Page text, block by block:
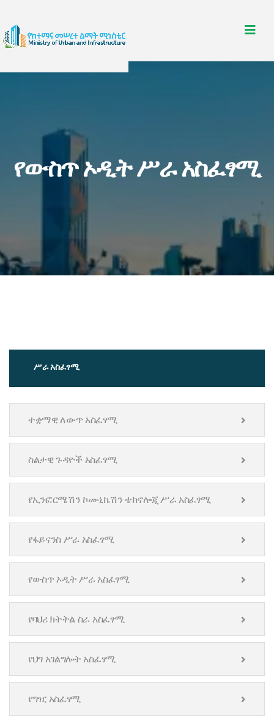
የውስጥ ኦዲት ሥራ አስፈፃሚ
ሥራ አስፈፃሚ
ተቋማዊ ለውጥ አስፈፃሚ
ስልታዊ ጉዳዮች አስፈፃሚ
የኢንፎርሜሽን ኮሙኒኬሽን ቴክኖሎጂ ሥራ አስፈፃሚ
የፋይናንስ ሥራ አስፈፃሚ
የውስጥ ኦዲት ሥራ አስፈፃሚ
የባህሪ ክትትል ስራ አስፈፃሚ
የህግ አገልግሎት አስፈፃሚ
የግዢ አስፈፃሚ